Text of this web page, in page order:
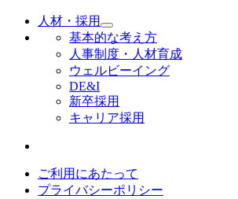
人材・採用
基本的な考え方
人事制度・人材育成
ウェルビーイング
DE&I
新卒採用
キャリア採用
ご利用にあたって
プライバシーポリシー